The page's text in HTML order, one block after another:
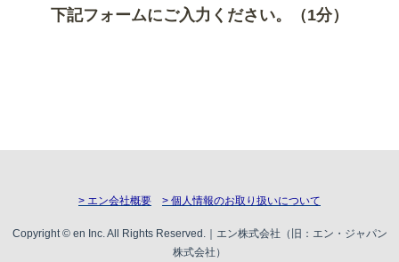
下記フォームにご入力ください。（1分）
> エン会社概要 > 個人情報のお取り扱いについて
Copyright © en Inc. All Rights Reserved.｜エン株式会社（旧：エン・ジャパン
株式会社）